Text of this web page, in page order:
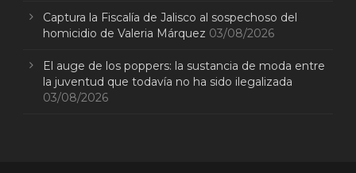
Captura la Fiscalía de Jalisco al sospechoso del
homicidio de Valeria Márquez 03/08/2026
El auge de los poppers: la sustancia de moda entre
la juventud que todavía no ha sido ilegalizada
03/08/2026